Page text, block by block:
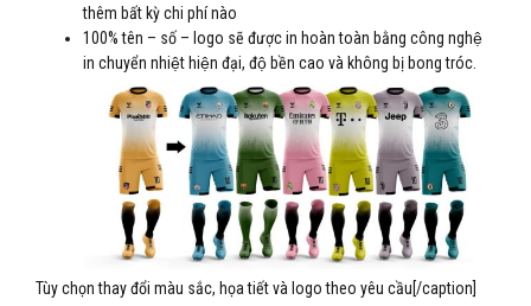
thêm bất kỳ chi phí nào
100% tên – số – logo sẽ được in hoàn toàn bằng công nghệ
in chuyển nhiệt hiện đại, độ bền cao và không bị bong tróc.
Tùy chọn thay đổi màu sắc, họa tiết và logo theo yêu cầu[/caption]